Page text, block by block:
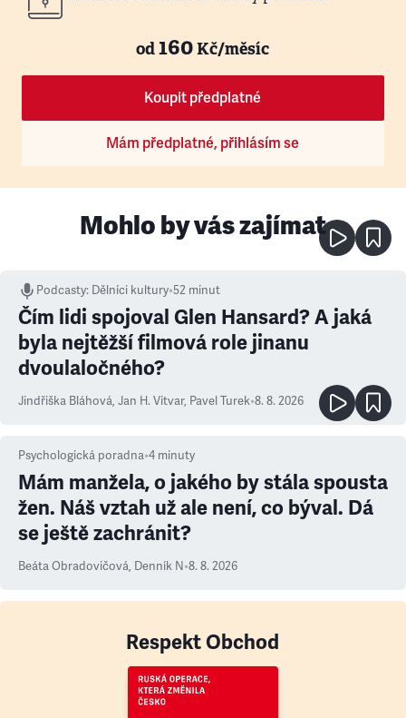
od160Kč/měsíc
Koupit předplatné
Mám předplatné, přihlásím se
Mohlo by vás zajímat
Podcasty: Dělníci kultury•52 minut
Čím lidi spojoval Glen Hansard? A jaká
byla nejtěžší filmová role jinanu
dvoulaločného?
Jindřiška Bláhová, Jan H. Vitvar, Pavel Turek•8. 8. 2026
Psychologická poradna•4 minuty
Mám manžela, o jakého by stála spousta
žen. Náš vztah už ale není, co býval. Dá
se ještě zachránit?
Beáta Obradovičová, Denník N•8. 8. 2026
Respekt Obchod